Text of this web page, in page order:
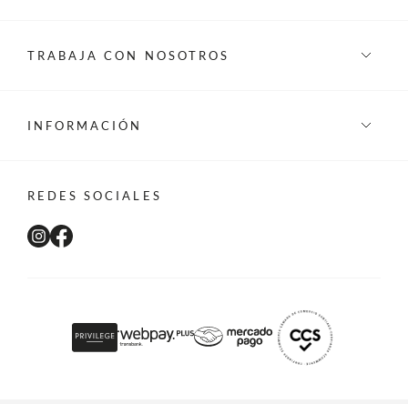
TRABAJA CON NOSOTROS
INFORMACIÓN
REDES SOCIALES